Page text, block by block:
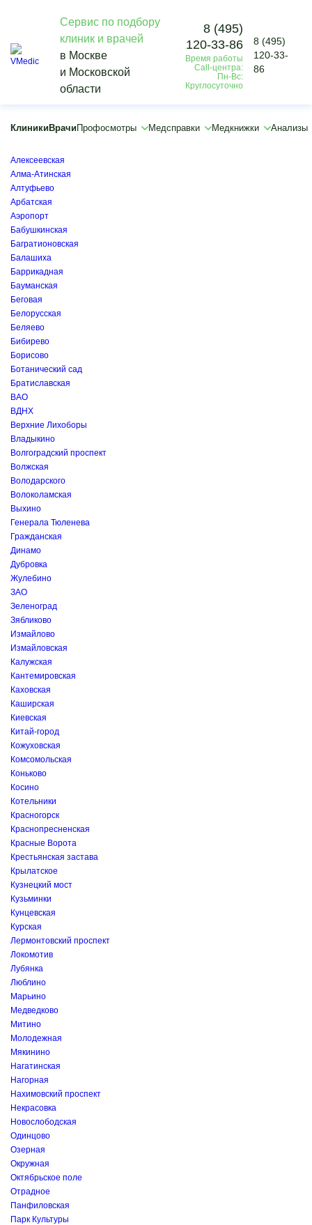
Сервис по подбору
клиник и врачей
в Москве
и Московской
области
8 (495)
120-33-86
Время работы
Call-центра:
Пн-Вс:
Круглосуточно
8 (495)
120-33-
86
Клиники Врачи Профосмотры Медсправки Медкнижки Анализы
Vmedic
Медицинские справки
Медсправки для отдыха
Медицинская справка для выезжающих за границу (форма 082/у)
Алексеевская
Алма-Атинская
Алтуфьево
Арбатская
Аэропорт
Бабушкинская
Багратионовская
Балашиха
Баррикадная
Бауманская
Беговая
Белорусская
Беляево
Бибирево
Борисово
Ботанический сад
Братиславская
ВАО
ВДНХ
Верхние Лихоборы
Владыкино
Волгоградский проспект
Волжская
Володарского
Волоколамская
Выхино
Генерала Тюленева
Гражданская
Динамо
Дубровка
Жулебино
ЗАО
Зеленоград
Зябликово
Измайлово
Измайловская
Калужская
Кантемировская
Каховская
Каширская
Киевская
Китай-город
Кожуховская
Комсомольская
Коньково
Косино
Котельники
Красногорск
Краснопресненская
Красные Ворота
Крестьянская застава
Крылатское
Кузнецкий мост
Кузьминки
Кунцевская
Курская
Лермонтовский проспект
Локомотив
Лубянка
Люблино
Марьино
Медведково
Митино
Молодежная
Мякинино
Нагатинская
Нагорная
Нахимовский проспект
Некрасовка
Новослободская
Одинцово
Озерная
Окружная
Октябрьское поле
Отрадное
Панфиловская
Парк Культуры